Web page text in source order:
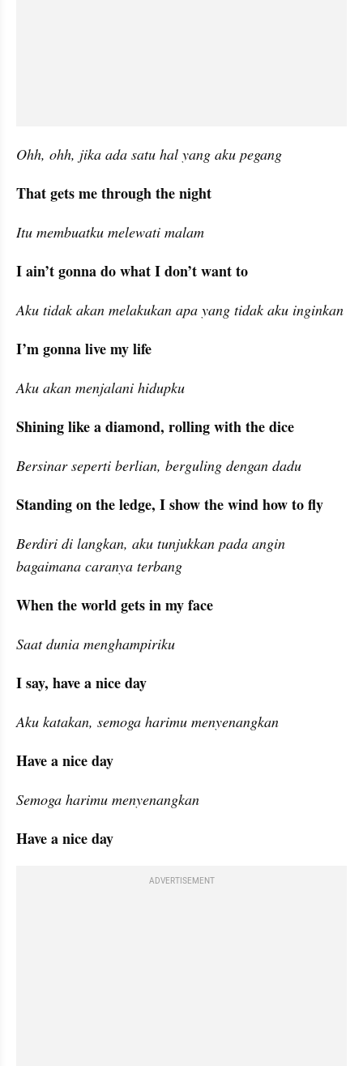
Ohh, ohh, jika ada satu hal yang aku pegang
That gets me through the night
Itu membuatku melewati malam
I ain’t gonna do what I don’t want to
Aku tidak akan melakukan apa yang tidak aku inginkan
I’m gonna live my life
Aku akan menjalani hidupku
Shining like a diamond, rolling with the dice
Bersinar seperti berlian, berguling dengan dadu
Standing on the ledge, I show the wind how to fly
Berdiri di langkan, aku tunjukkan pada angin
bagaimana caranya terbang
When the world gets in my face
Saat dunia menghampiriku
I say, have a nice day
Aku katakan, semoga harimu menyenangkan
Have a nice day
Semoga harimu menyenangkan
Have a nice day
ADVERTISEMENT